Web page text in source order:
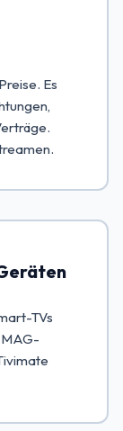
Es
TVs
MAG-